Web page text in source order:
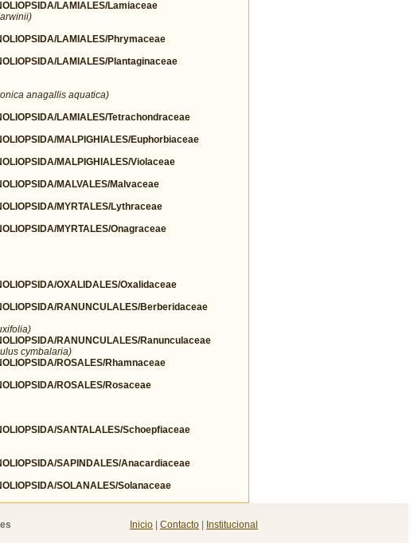
LAMIALES/Lamiaceae
LAMIALES/Phrymaceae
LAMIALES/Plantaginaceae
anagallis aquatica)
LAMIALES/Tetrachondraceae
MALPIGHIALES/Euphorbiaceae
MALPIGHIALES/Violaceae
MALVALES/Malvaceae
MYRTALES/Lythraceae
MYRTALES/Onagraceae
OXALIDALES/Oxalidaceae
RANUNCULALES/Berberidaceae
RANUNCULALES/Ranunculaceae
cymbalaria)
ROSALES/Rhamnaceae
ROSALES/Rosaceae
SANTALALES/Schoepfiaceae
SAPINDALES/Anacardiaceae
SOLANALES/Solanaceae
Inicio | Contacto | Institucional